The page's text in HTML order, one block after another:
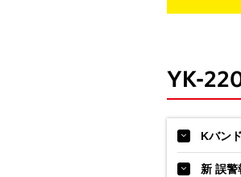
YK-
Kバン
新 誤警